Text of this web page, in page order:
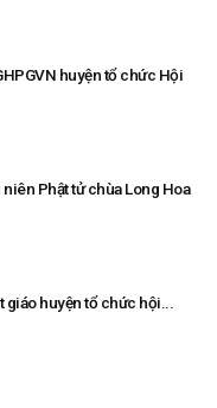
huyện tổ chức Hội
Phật tử chùa Long Hoa
giáo huyện tổ chức hội...